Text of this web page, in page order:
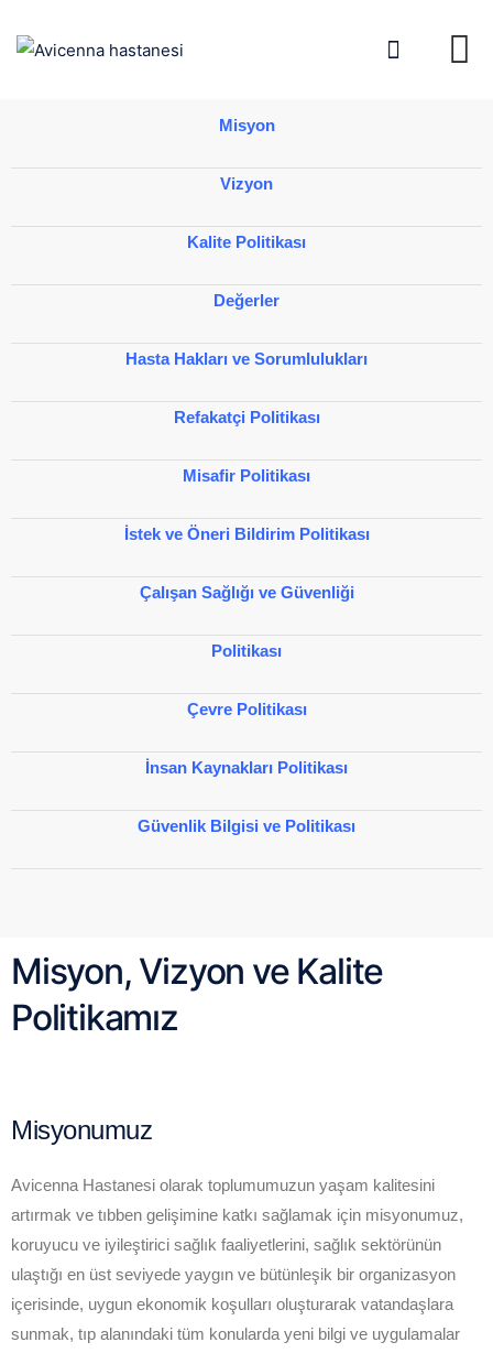
Misyon
Vizyon
Kalite Politikası
Değerler
Hasta Hakları ve Sorumlulukları
Refakatçi Politikası
Misafir Politikası
İstek ve Öneri Bildirim Politikası
Çalışan Sağlığı ve Güvenliği
Politikası
Çevre Politikası
İnsan Kaynakları Politikası
Güvenlik Bilgisi ve Politikası
Misyon, Vizyon ve Kalite
Politikamız
Misyonumuz
Avicenna Hastanesi olarak toplumumuzun yaşam kalitesini
artırmak ve tıbben gelişimine katkı sağlamak için misyonumuz,
koruyucu ve iyileştirici sağlık faaliyetlerini, sağlık sektörünün
ulaştığı en üst seviyede yaygın ve bütünleşik bir organizasyon
içerisinde, uygun ekonomik koşulları oluşturarak vatandaşlara
sunmak, tıp alanındaki tüm konularda yeni bilgi ve uygulamalar